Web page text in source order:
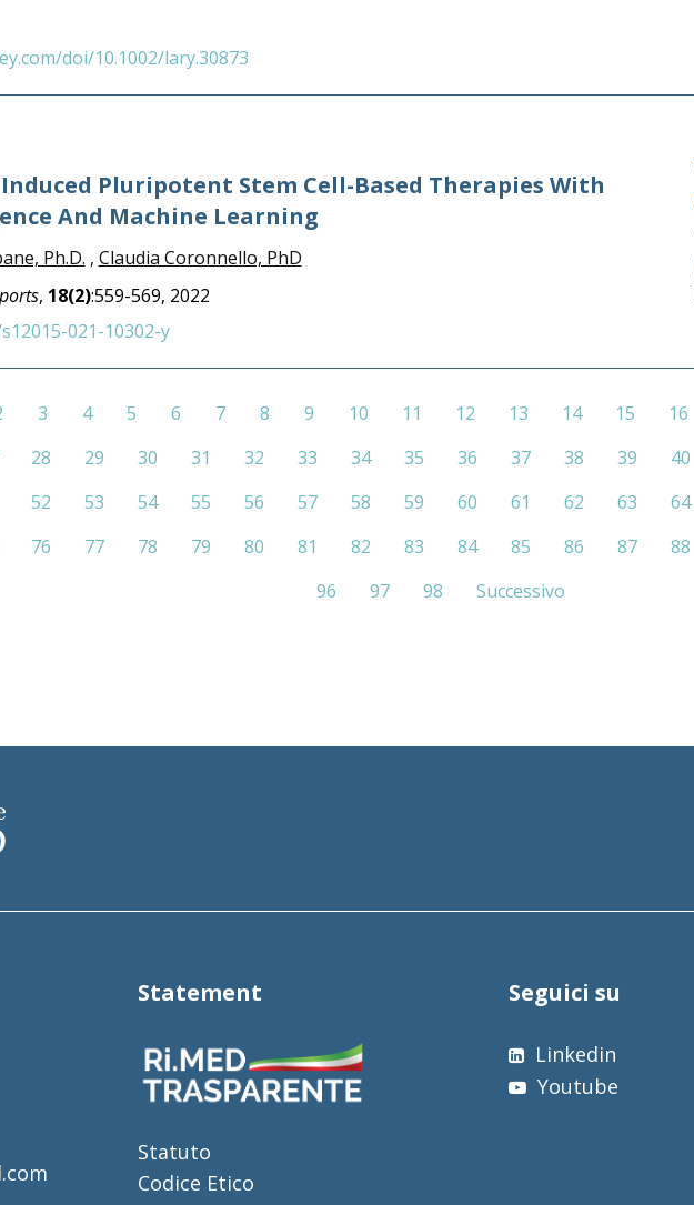
doi/10.1002/lary.30873
Pluripotent Stem Cell-Based Therapies With
And Machine Learning
Ph.D. , Claudia Coronnello, PhD
, 18(2):559-569, 2022
021-10302-y
3 4 5 6 7 8 9 10 11 12 13 14 15 16
28 29 30 31 32 33 34 35 36 37 38 39 40
52 53 54 55 56 57 58 59 60 61 62 63 64
76 77 78 79 80 81 82 83 84 85 86 87 88
96
97 98 Successivo
Statement
Statuto
Codice Etico
Seguici su
Linkedin
Youtube